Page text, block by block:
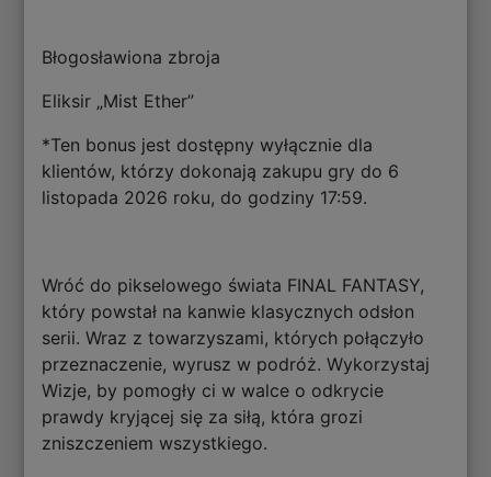
Błogosławiona zbroja
Eliksir „Mist Ether”
*Ten bonus jest dostępny wyłącznie dla
klientów, którzy dokonają zakupu gry do 6
listopada 2026 roku, do godziny 17:59.
Wróć do pikselowego świata FINAL FANTASY,
który powstał na kanwie klasycznych odsłon
serii. Wraz z towarzyszami, których połączyło
przeznaczenie, wyrusz w podróż. Wykorzystaj
Wizje, by pomogły ci w walce o odkrycie
prawdy kryjącej się za siłą, która grozi
zniszczeniem wszystkiego.